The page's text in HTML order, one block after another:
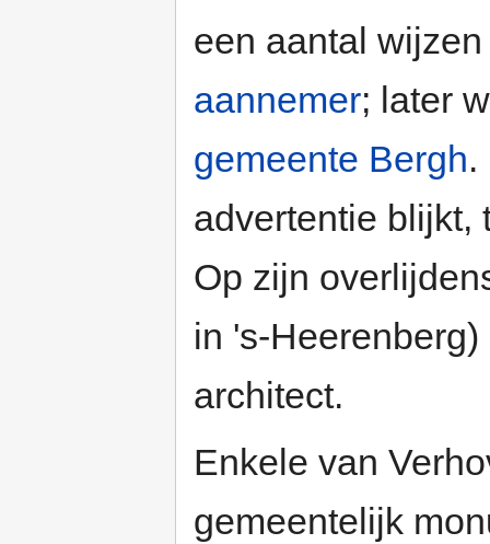
een aantal
aannemer; later
gemeente Bergh.
advertentie blijkt,
Op zijn
in 's-
architect.
Enkele van
gemeentelijk